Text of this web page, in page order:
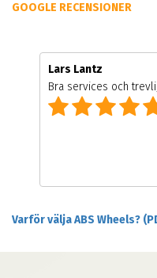
GOOGLE RECENSIONER
Lars Lantz
Bra services och
Varför välja ABS Wheels?